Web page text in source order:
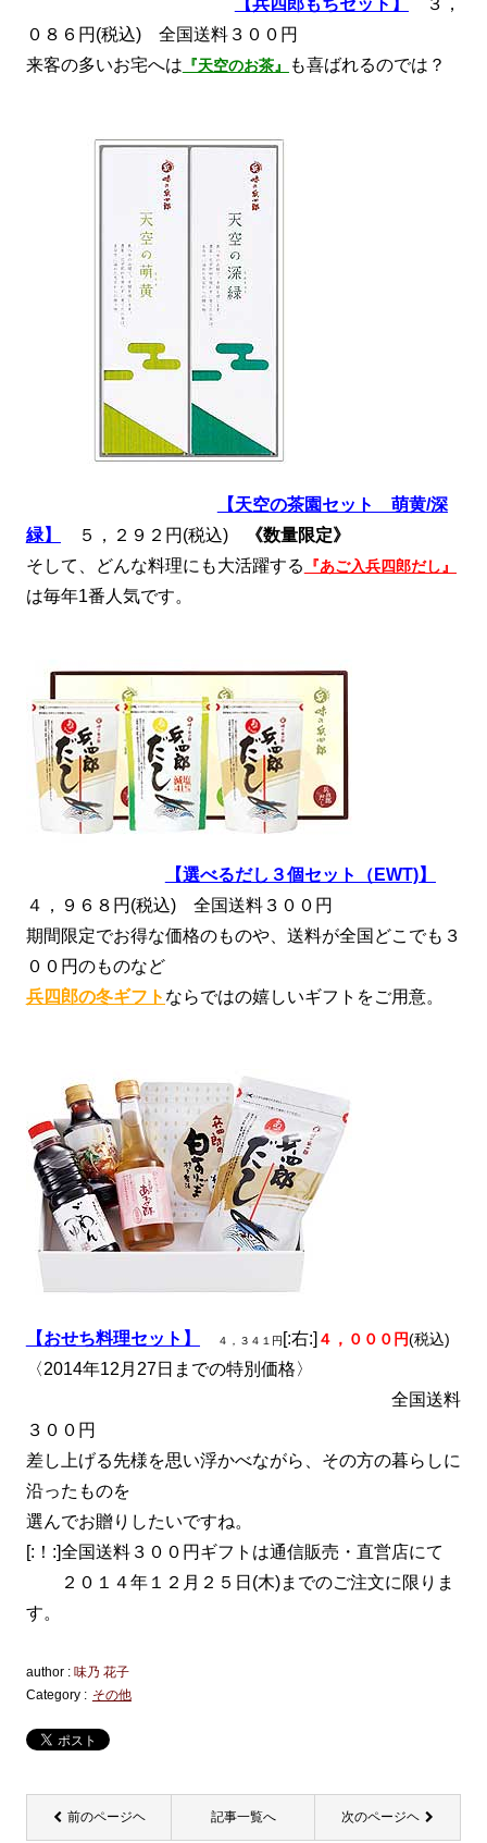
【兵四郎もちセット】
３，
０８６円(税込) 全国送料３００円
来客の多いお宅へは 『天空のお茶』 も喜ばれるのでは？
【天空の茶園セット 萌黄/深
緑】
５，２９２円(税込)
《数量限定》
そして、どんな料理にも大活躍する
『あご入兵四郎だし』
は毎年1番人気です。
【選べるだし３個セット（EWT)】
４，９６８円(税込) 全国送料３００円
期間限定でお得な価格のものや、送料が全国どこでも３
００円のものなど
兵四郎の冬ギフト ならではの嬉しいギフトをご用意。
【おせち料理セット】 ４，３４１円 [:右:] ４，０００円(税込)
〈2014年12月27日までの特別価格〉
全国送料
３００円
差し上げる先様を思い浮かべながら、その方の暮らしに
沿ったものを
選んでお贈りしたいですね。
[:！:]全国送料３００円ギフトは通信販売・直営店にて
２０１４年１２月２５日(木)までのご注文に限りま
す。
author : 味乃 花子
Category : その他
前のページヘ 記事一覧へ 次のページヘ